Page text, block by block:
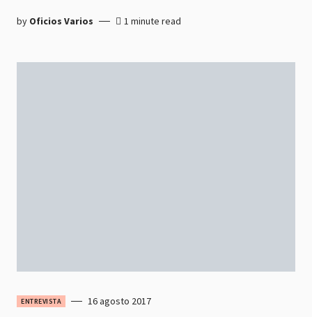
by Oficios Varios 1 minute read
ENTREVISTA 16 agosto 2017